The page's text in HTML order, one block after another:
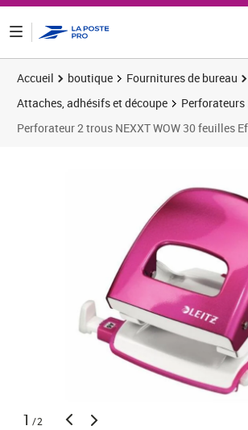
Accueil boutique
Fournitures de bureau
Attaches, adhésifs et découpe
Perforateurs
Perforateur 2 trous NEXXT WOW 30 feuilles
1 /2